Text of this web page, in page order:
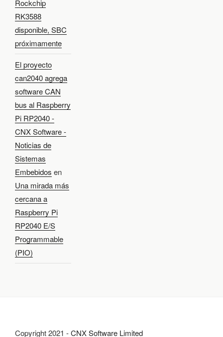
Rockchip
RK3588
disponible, SBC
próximamente
El proyecto
can2040 agrega
software CAN
bus al Raspberry
Pi RP2040 -
CNX Software -
Noticias de
Sistemas
Embebidos en
Una mirada más
cercana a
Raspberry Pi
RP2040 E/S
Programmable
(PIO)
Copyright 2021 -CNX Software Limited